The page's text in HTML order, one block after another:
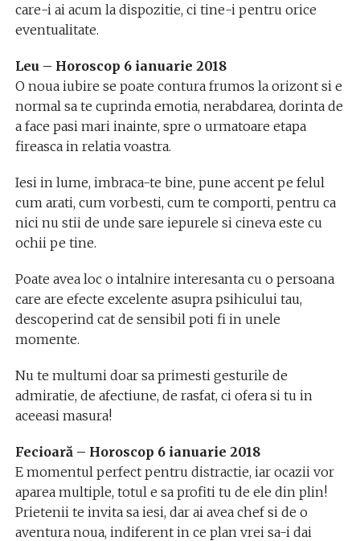
care-i ai acum la dispozitie, ci tine-i pentru orice
eventualitate.
Leu – Horoscop 6 ianuarie 2018
O noua iubire se poate contura frumos la orizont si e
normal sa te cuprinda emotia, nerabdarea, dorinta de
a face pasi mari inainte, spre o urmatoare etapa
fireasca in relatia voastra.
Iesi in lume, imbraca-te bine, pune accent pe felul
cum arati, cum vorbesti, cum te comporti, pentru ca
nici nu stii de unde sare iepurele si cineva este cu
ochii pe tine.
Poate avea loc o intalnire interesanta cu o persoana
care are efecte excelente asupra psihicului tau,
descoperind cat de sensibil poti fi in unele
momente.
Nu te multumi doar sa primesti gesturile de
admiratie, de afectiune, de rasfat, ci ofera si tu in
aceeasi masura!
Fecioară – Horoscop 6 ianuarie 2018
E momentul perfect pentru distractie, iar ocazii vor
aparea multiple, totul e sa profiti tu de ele din plin!
Prietenii te invita sa iesi, dar ai avea chef si de o
aventura noua, indiferent in ce plan vrei sa-i dai